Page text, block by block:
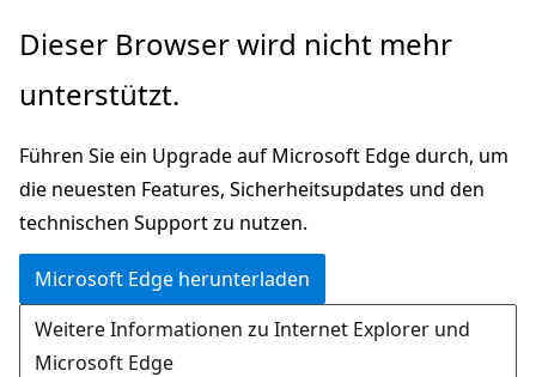
Zu
wechseln
Zur
springen
Dieser Browser wird nicht mehr
unterstützt.
Führen Sie ein Upgrade auf Microsoft Edge durch, um
die neuesten Features, Sicherheitsupdates und den
technischen Support zu nutzen.
Microsoft Edge herunterladen
Weitere Informationen zu Internet Explorer und
Microsoft Edge